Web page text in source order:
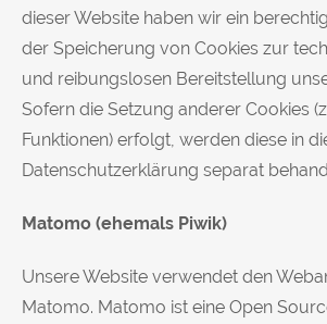
dieser Website haben wir ein
der Speicherung von Cookies zur
und reibungslosen Bereitstellung
Sofern die Setzung anderer Cookies
Funktionen) erfolgt, werden diese in
Datenschutzerklärung separat
Matomo (ehemals Piwik)
Unsere Website verwendet den
Matomo. Matomo ist eine Open